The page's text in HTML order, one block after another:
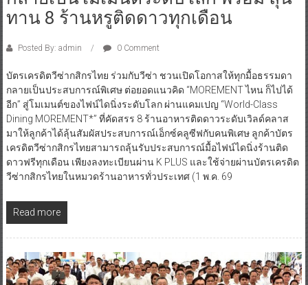
ทาน 8 ร้านหรูติดดาวทุกเดือน
Posted By: admin 0 Comment
บัตรเครดิตวีซ่ากสิกรไทย ร่วมกับวีซ่า ชวนเปิดโอกาสให้ทุกมื้อธรรมดา
กลายเป็นประสบการณ์พิเศษ ต่อยอดแนวคิด “MOREMENT ไหน ก็ไปได้
อีก” สู่โมเมนต์ของไฟน์ไดนิ่งระดับโลก ผ่านแคมเปญ “World-Class
Dining MOREMENT*” ที่คัดสรร 8 ร้านอาหารติดดาวระดับเวิลด์คลาส
มาให้ลูกค้าได้ลุ้นสัมผัสประสบการณ์เอ็กซ์คลูซีฟกับคนพิเศษ ลูกค้าบัตร
เครดิตวีซ่ากสิกรไทยสามารถลุ้นรับประสบการณ์มื้อไฟน์ไดนิ่งร้านติด
ดาวฟรีทุกเดือน เพียงลงทะเบียนผ่าน K PLUS และใช้จ่ายผ่านบัตรเครดิต
วีซ่ากสิกรไทยในหมวดร้านอาหารทั่วประเทศ (1 พ.ค. 69
Read more